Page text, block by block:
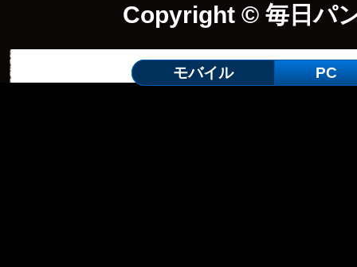
Copyright © 毎日パ
モバイル PC